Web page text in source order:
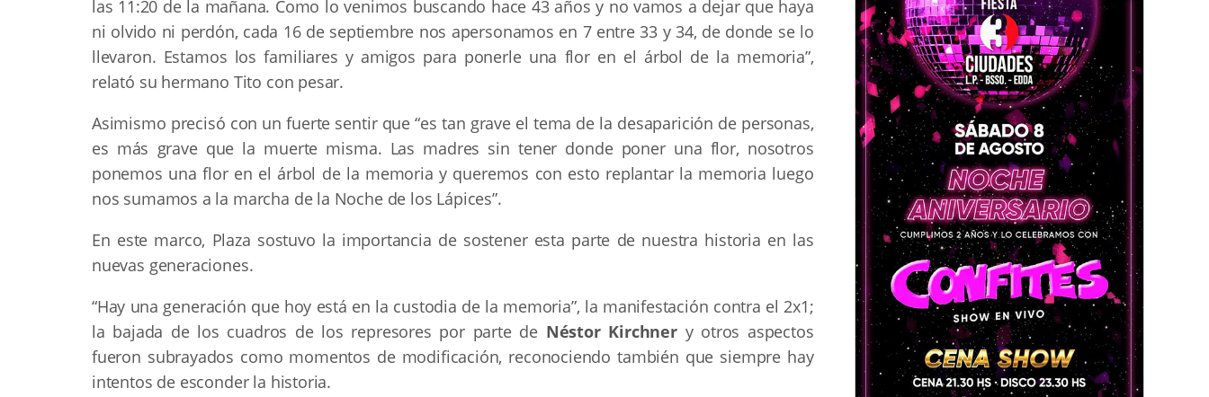
las 11:20 de la mañana. Como lo venimos buscando hace 43 años y no vamos a dejar que haya
ni olvido ni perdón, cada 16 de septiembre nos apersonamos en 7 entre 33 y 34, de donde se lo
llevaron. Estamos los familiares y amigos para ponerle una flor en el árbol de la memoria”,
relató su hermano Tito con pesar.
Asimismo precisó con un fuerte sentir que “es tan grave el tema de la desaparición de personas,
es más grave que la muerte misma. Las madres sin tener donde poner una flor, nosotros
ponemos una flor en el árbol de la memoria y queremos con esto replantar la memoria luego
nos sumamos a la marcha de la Noche de los Lápices”.
En este marco, Plaza sostuvo la importancia de sostener esta parte de nuestra historia en las
nuevas generaciones.
“Hay una generación que hoy está en la custodia de la memoria”, la manifestación contra el 2x1;
la bajada de los cuadros de los represores por parte de Néstor Kirchnery otros aspectos
fueron subrayados como momentos de modificación, reconociendo también que siempre hay
intentos de esconder la historia.